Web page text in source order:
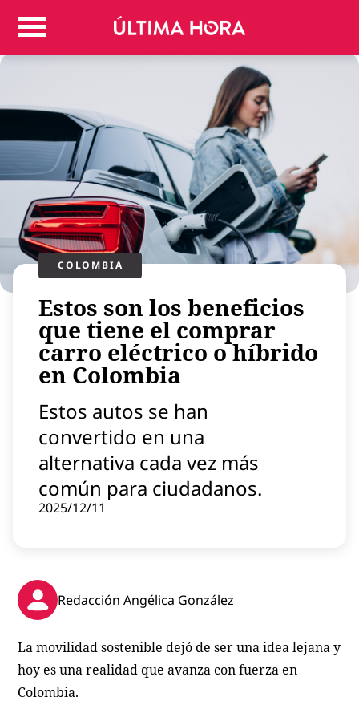
Judicial
Politica
Regiones
Positivas
Entretenimiento
Vida
Mundo
Más
Virales
Economía
Estilo de vida
Contenido patrocinado
COLOMBIA
Estos son los beneficios
que tiene el comprar
carro eléctrico o híbrido
en Colombia
Estos autos se han
convertido en una
alternativa cada vez más
común para ciudadanos.
2025/12/11
Redacción Angélica González
La movilidad sostenible dejó de ser una idea lejana y
hoy es una realidad que avanza con fuerza en
Colombia.